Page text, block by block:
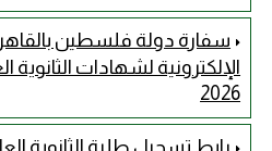
سفارة دولة فلسطين
الإلكترونية لشهادات الثانوية
2026